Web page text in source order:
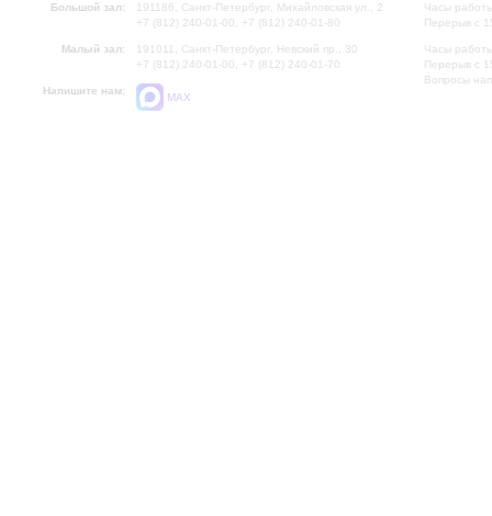
Большой зал:
191186, Санкт-Петербург, Михайловская ул., 2
+7 (812) 240-01-00, +7 (812) 240-01-80
Малый зал:
191011, Санкт-Петербург, Невский пр., 30
+7 (812) 240-01-00, +7 (812) 240-01-70
Напишите нам:
MAX
Часы
Перерыв с
Часы
Перерыв с
Вопросы